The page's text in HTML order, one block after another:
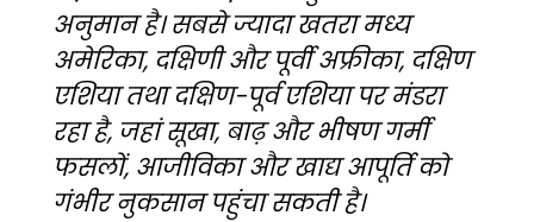
अनुमान है। सबसे ज्यादा खतरा मध्य
अमेरिका, दक्षिणी और पूर्वी अफ्रीका, दक्षिण
एशिया तथा दक्षिण-पूर्व एशिया पर मंडरा
रहा है, जहां सूखा, बाढ़ और भीषण गर्मी
फसलों, आजीविका और खाद्य आपूर्ति को
गंभीर नुकसान पहुंचा सकती है।